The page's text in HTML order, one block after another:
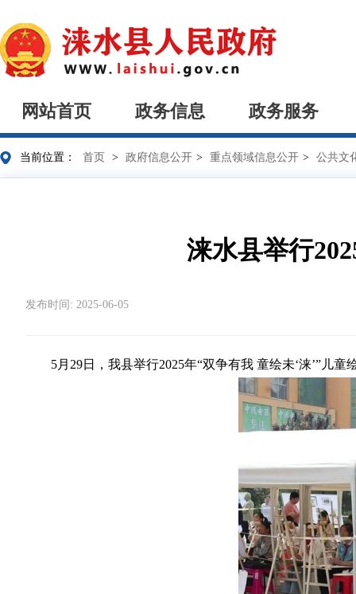
网站首页 政务信息 政务服务
当前位置： 首页 > 政府信息公开 > 重点领域信息公开 > 公共文
涞水县举行
发布时间: 2025-06-05
5月29日，我县举行2025年“双争有我 童绘未‘涞’”儿童